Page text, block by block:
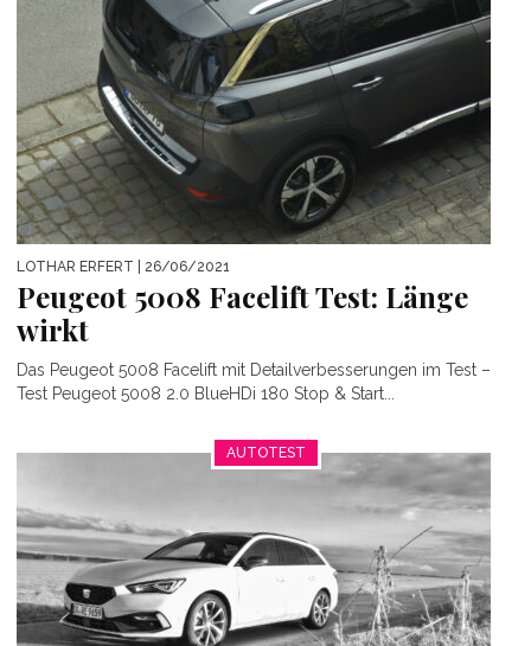
LOTHAR ERFERT | 26/06/2021
Peugeot 5008 Facelift Test: Länge
wirkt
Das Peugeot 5008 Facelift mit Detailverbesserungen im Test –
Test Peugeot 5008 2.0 BlueHDi 180 Stop & Start...
AUTOTEST